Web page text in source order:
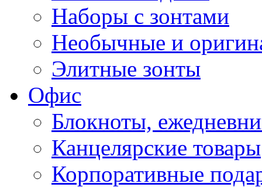
Наборы с зонтами
Необычные и
Элитные зонты
Офис
Блокноты,
Канцелярские товары
Корпоративные